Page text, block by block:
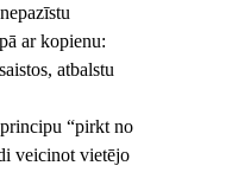
atbalstu
veicinot vietējo